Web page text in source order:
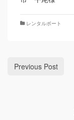
レンタルボート
Previous Post